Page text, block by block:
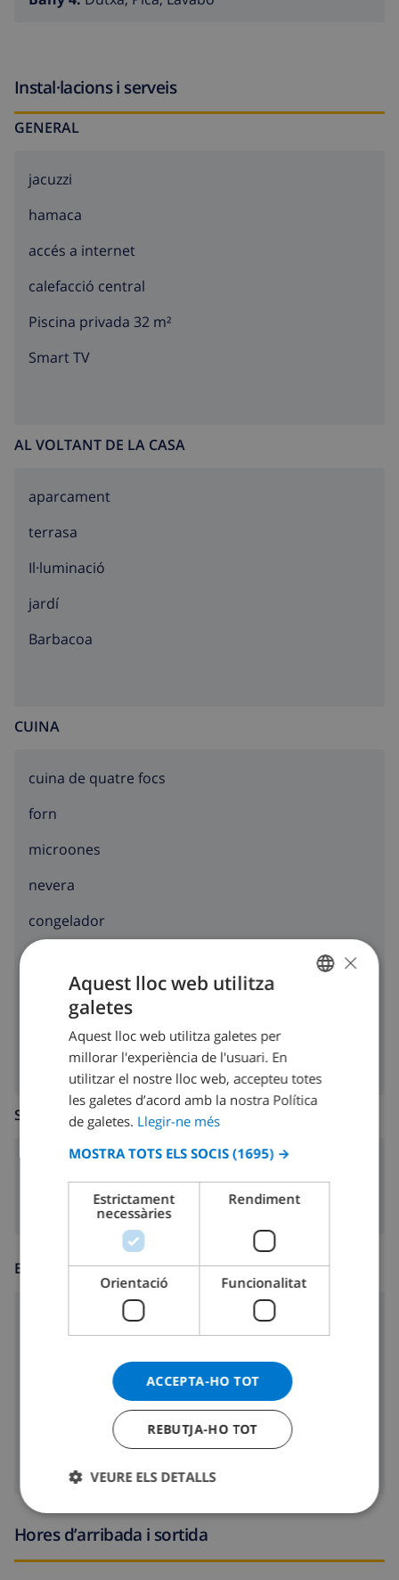
graus i a l'estiu superen els 30 graus) permet gaudir
passat històric, les boniques muntanyes verdes i la
variada i exquisida cuina, fan de la Costa Brava una
regió de vacances amb molt a oferir. Atrets per
serenitat i pau en aquesta part de la costa espanyola.
Instal·lacions i serveis
GENERAL
jacuzzi
hamaca
accés a internet
calefacció central
Piscina privada 32 m²
Smart TV
AL VOLTANT DE LA CASA
aparcament
terrasa
Il·luminació
jardí
barbacoa
CUINA
cuina de quatre focs
forn
microones
nevera
congelador
rentavaixelles
rentadora
SALA D’ESTAR
ENTRETENIMENT
Hores d’arribada i sortida
DUTCH
SPANISH
CATALAN
ITALIAN
NORWEGIAN
×
Aquest lloc web utilitza
galetes
Aquest lloc web utilitza galetes per
millorar l'experiència de l'usuari. En
utilitzar el nostre lloc web, accepteu totes
les galetes d’acord amb la nostra Política
de galetes. Llegir-ne més
MOSTRA TOTS ELS SOCIS (1695) →
Estrictament
necessàries
Rendiment
Orientació Funcionalitat
ACCEPTA-HO TOT
REBUTJA-HO TOT
VEURE ELS DETALLS